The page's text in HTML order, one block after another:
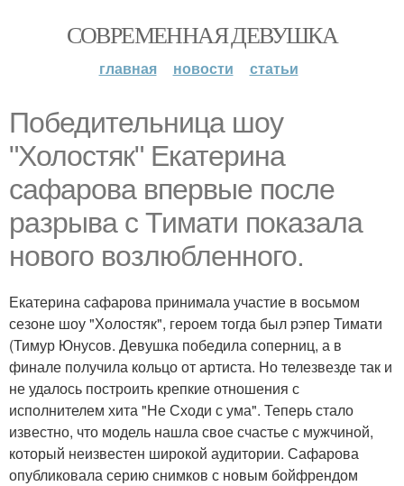
СОВРЕМЕННАЯ ДЕВУШКА
главная новости статьи
Победительница шоу
"Холостяк" Екатерина
сафарова впервые после
разрыва с Тимати показала
нового возлюбленного.
Екатерина сафарова принимала участие в восьмом
сезоне шоу "Холостяк", героем тогда был рэпер Тимати
(Тимур Юнусов. Девушка победила соперниц, а в
финале получила кольцо от артиста. Но телезвезде так и
не удалось построить крепкие отношения с
исполнителем хита "Не Сходи с ума". Теперь стало
известно, что модель нашла свое счастье с мужчиной,
который неизвестен широкой аудитории. Сафарова
опубликовала серию снимков с новым бойфрендом